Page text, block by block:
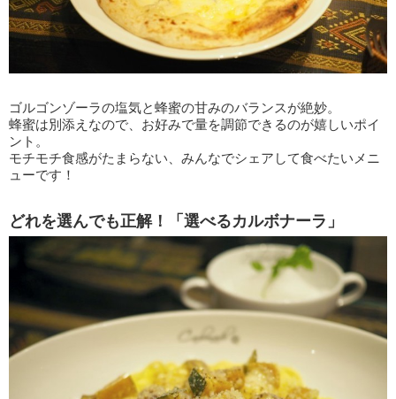
ゴルゴンゾーラの塩気と蜂蜜の甘みのバランスが絶妙。
蜂蜜は別添えなので、お好みで量を調節できるのが嬉しいポイ
ント。
モチモチ食感がたまらない、みんなでシェアして食べたいメニ
ューです！
どれを選んでも正解！「選べるカルボナーラ」